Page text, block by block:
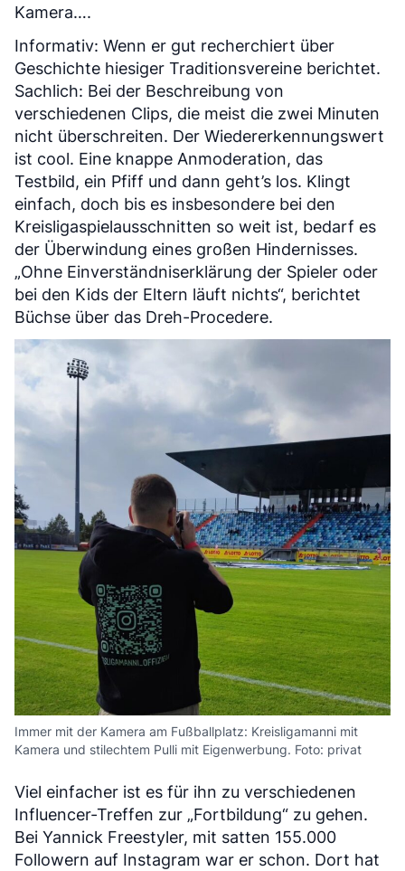
Kamera….
Informativ: Wenn er gut recherchiert über
Geschichte hiesiger Traditionsvereine berichtet.
Sachlich: Bei der Beschreibung von
verschiedenen Clips, die meist die zwei Minuten
nicht überschreiten. Der Wiedererkennungswert
ist cool. Eine knappe Anmoderation, das
Testbild, ein Pfiff und dann geht’s los. Klingt
einfach, doch bis es insbesondere bei den
Kreisligaspielausschnitten so weit ist, bedarf es
der Überwindung eines großen Hindernisses.
„Ohne Einverständniserklärung der Spieler oder
bei den Kids der Eltern läuft nichts“, berichtet
Büchse über das Dreh-Procedere.
Immer mit der Kamera am Fußballplatz: Kreisligamanni mit
Kamera und stilechtem Pulli mit Eigenwerbung. Foto: privat
Viel einfacher ist es für ihn zu verschiedenen
Influencer-Treffen zur „Fortbildung“ zu gehen.
Bei Yannick Freestyler, mit satten 155.000
Followern auf Instagram war er schon. Dort hat